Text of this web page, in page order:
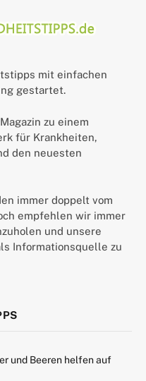
mit einfachen
gestartet.
zu einem
für Krankheiten,
den neuesten
immer doppelt vom
empfehlen wir immer
und unsere
Informationsquelle zu
und Beeren helfen auf